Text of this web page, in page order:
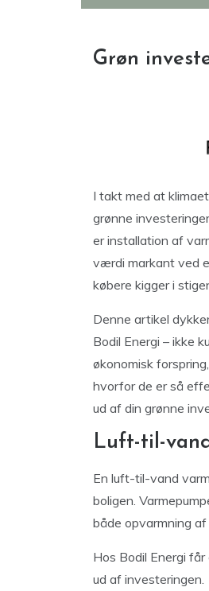
Grøn
I takt med at
grønne
er installation af
værdi markant ved
købere kigger i
Denne artikel
Bodil Energi – ikke
økonomisk
hvorfor de er så
ud af din grønne
Luft-til-
En luft-til-vand
boligen.
både opvarmning
Hos Bodil Energi
ud af investeringen.